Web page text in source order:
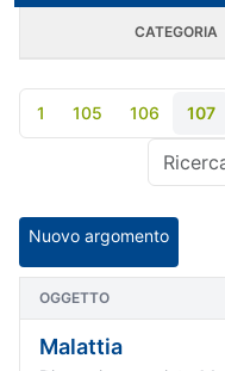
CATEGORIA
1 105 106 107
Nuovo argomento
OGGETTO
Malattia